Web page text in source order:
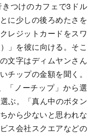
つけのカフェで3ドル
に少しの後ろめたさを
レジットカードをスワ
」を彼に向ける。そこ
文字はディムヤンさん
チップの金額を聞く。
「ノーチップ」から選
ぶ。「真ん中のボタン
から少ないと思われな
ス会社スクエアなどの